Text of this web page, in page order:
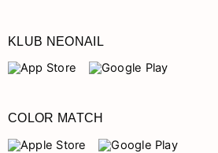
KLUB NEONAIL
COLOR MATCH